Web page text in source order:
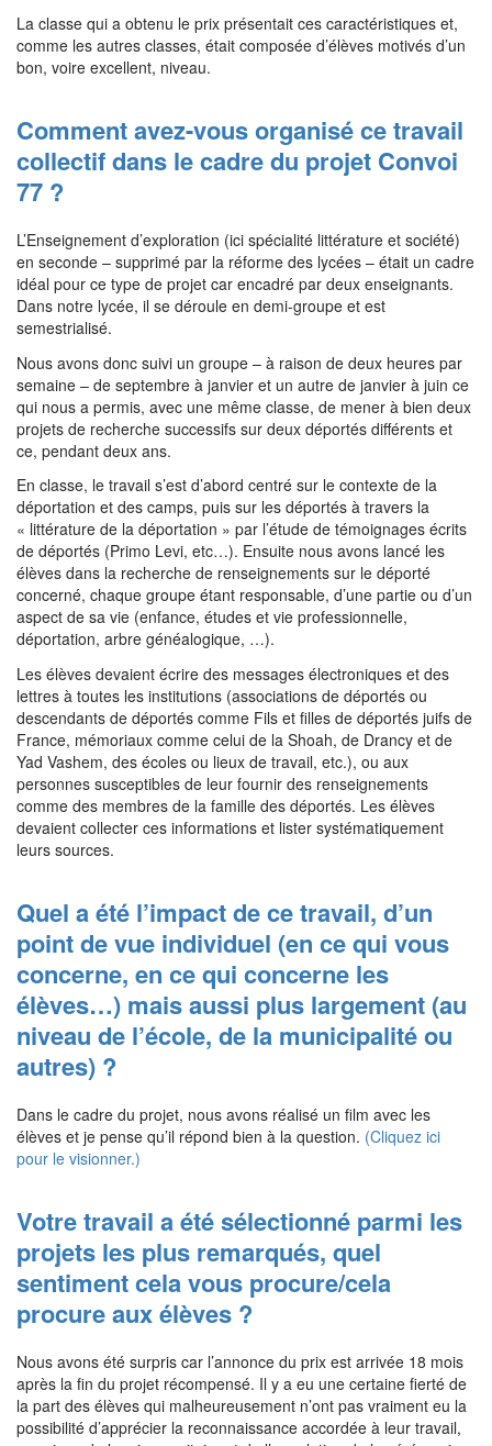
La classe qui a obtenu le prix présentait ces caractéristiques et,
comme les autres classes, était composée d’élèves motivés d’un
bon, voire excellent, niveau.
Comment avez-vous organisé ce travail
collectif dans le cadre du projet Convoi
77 ?
L’Enseignement d’exploration (ici spécialité littérature et société)
en seconde – supprimé par la réforme des lycées – était un cadre
idéal pour ce type de projet car encadré par deux enseignants.
Dans notre lycée, il se déroule en demi-groupe et est
semestrialisé.
Nous avons donc suivi un groupe – à raison de deux heures par
semaine – de septembre à janvier et un autre de janvier à juin ce
qui nous a permis, avec une même classe, de mener à bien deux
projets de recherche successifs sur deux déportés différents et
ce, pendant deux ans.
En classe, le travail s’est d’abord centré sur le contexte de la
déportation et des camps, puis sur les déportés à travers la
« littérature de la déportation » par l’étude de témoignages écrits
de déportés (Primo Levi, etc…). Ensuite nous avons lancé les
élèves dans la recherche de renseignements sur le déporté
concerné, chaque groupe étant responsable, d’une partie ou d’un
aspect de sa vie (enfance, études et vie professionnelle,
déportation, arbre généalogique, …).
Les élèves devaient écrire des messages électroniques et des
lettres à toutes les institutions (associations de déportés ou
descendants de déportés comme Fils et filles de déportés juifs de
France, mémoriaux comme celui de la Shoah, de Drancy et de
Yad Vashem, des écoles ou lieux de travail, etc.), ou aux
personnes susceptibles de leur fournir des renseignements
comme des membres de la famille des déportés. Les élèves
devaient collecter ces informations et lister systématiquement
leurs sources.
Quel a été l’impact de ce travail, d’un
point de vue individuel (en ce qui vous
concerne, en ce qui concerne les
élèves…) mais aussi plus largement (au
niveau de l’école, de la municipalité ou
autres) ?
Dans le cadre du projet, nous avons réalisé un film avec les
élèves et je pense qu’il répond bien à la question. (Cliquez ici
pour le visionner.)
Votre travail a été sélectionné parmi les
projets les plus remarqués, quel
sentiment cela vous procure/cela
procure aux élèves ?
Nous avons été surpris car l’annonce du prix est arrivée 18 mois
après la fin du projet récompensé. Il y a eu une certaine fierté de
la part des élèves qui malheureusement n’ont pas vraiment eu la
possibilité d’apprécier la reconnaissance accordée à leur travail,